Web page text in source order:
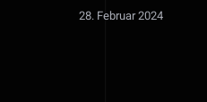
28. Februar 2024